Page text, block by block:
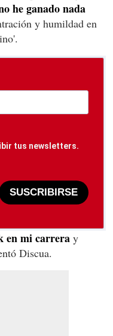
he ganado nada
y humildad en
tus newsletters.
SUSCRIBIRSE
en mi carrera y
Discua.